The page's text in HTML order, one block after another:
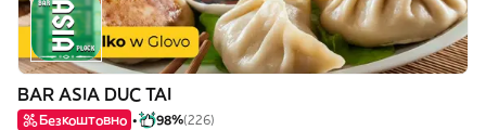
BAR ASIA DUC TAI
Безкоштовно 98%(226)